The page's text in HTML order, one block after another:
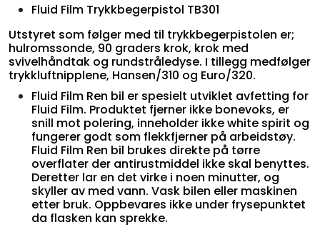
Fluid Film Trykkbegerpistol TB301
Utstyret som følger med til trykkbegerpistolen er;
hulromssonde, 90 graders krok, krok med
svivelhåndtak og rundstråledyse. I tillegg medfølger
trykkluftnipplene, Hansen/310 og Euro/320.
Fluid Film Ren bil er spesielt utviklet avfetting for
Fluid Film. Produktet fjerner ikke bonevoks, er
snill mot polering, inneholder ikke white spirit og
fungerer godt som flekkfjerner på arbeidstøy.
Fluid Film Ren bil brukes direkte på tørre
overflater der antirustmiddel ikke skal benyttes.
Deretter lar en det virke i noen minutter, og
skyller av med vann. Vask bilen eller maskinen
etter bruk. Oppbevares ikke under frysepunktet
da flasken kan sprekke.